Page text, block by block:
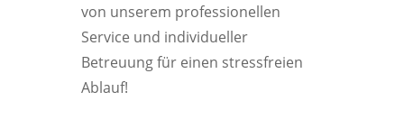
von unserem professionellen
Service und individueller
Betreuung für einen stressfreien
Ablauf!